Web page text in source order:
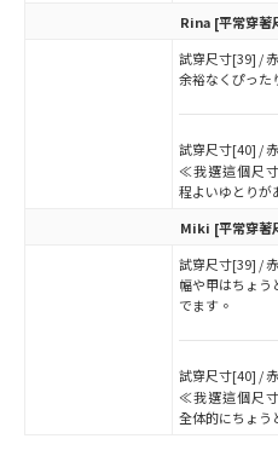
Rina[平常穿著
試穿尺寸[39] /
余裕なくぴった
試穿尺寸[40] /
≪我選這個尺
程よいゆとりが
Miki [平常穿著
試穿尺寸[39] /
幅や甲はちょう
でます。
試穿尺寸[40] /
≪我選這個尺
全体的にちょう